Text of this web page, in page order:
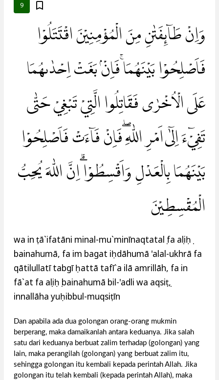
9
وَاِنْ طَاۤىِٕفَتٰنِ مِنَ الْمُؤْمِنِيْنَ اقْتَتَلُوْا
فَاَصْلِحُوْا بَيْنَهُمَاۚ فَاِنْۢ بَغَتْ اِحْدٰىهُمَا
عَلَى الْاُخْرٰى فَقَاتِلُوا الَّتِيْ تَبْغِيْ حَتّٰى
تَفِيْۤءَ اِلٰٓى اَمْرِ اللّٰهِ ۖفَاِنْ فَاۤءَتْ فَاَصْلِحُوْا
بَيْنَهُمَا بِالْعَدْلِ وَاَقْسِطُوْا ۗاِنَّ اللّٰهَ يُحِبُّ
الْمُقْسِطِيْنَ
wa in ṭā`ifatāni minal-mu`minīnaqtatalụ fa aṣliḥụ
bainahumā, fa im bagat iḥdāhumā 'alal-ukhrā fa
qātilullatī tabgī ḥattā tafī`a ilā amrillāh, fa in
fā`at fa aṣliḥụ bainahumā bil-'adli wa aqsiṭụ,
innallāha yuḥibbul-muqsiṭīn
Dan apabila ada dua golongan orang-orang mukmin
berperang, maka damaikanlah antara keduanya. Jika salah
satu dari keduanya berbuat zalim terhadap (golongan) yang
lain, maka perangilah (golongan) yang berbuat zalim itu,
sehingga golongan itu kembali kepada perintah Allah. Jika
golongan itu telah kembali (kepada perintah Allah), maka